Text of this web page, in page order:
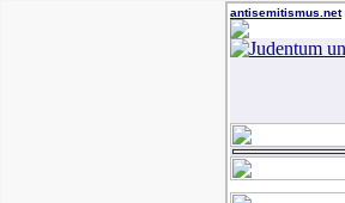
antisemitismus.net